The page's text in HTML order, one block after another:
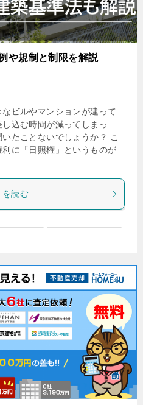
や規制と制限を解説
ビルやマンションが建って
込む時間が減ってしまっ
たことないでしょうか？ こ
に「日照権」というものが
を読む